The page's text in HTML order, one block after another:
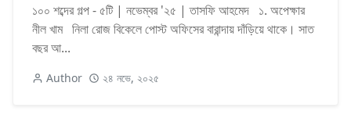
১০০ শব্দের গল্প - ৫টি | নভেম্বর '২৫ | তাসফি আহমেদ ১. অপেক্ষার
নীল খাম নিলা রোজ বিকেলে পোস্ট অফিসের বারান্দায় দাঁড়িয়ে থাকে। সাত
বছর আ...
Author ২৪ নভে, ২০২৫